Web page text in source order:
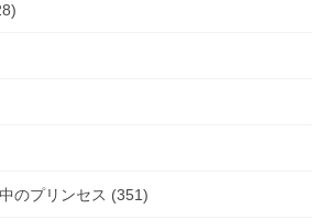
のプリンセス (351)